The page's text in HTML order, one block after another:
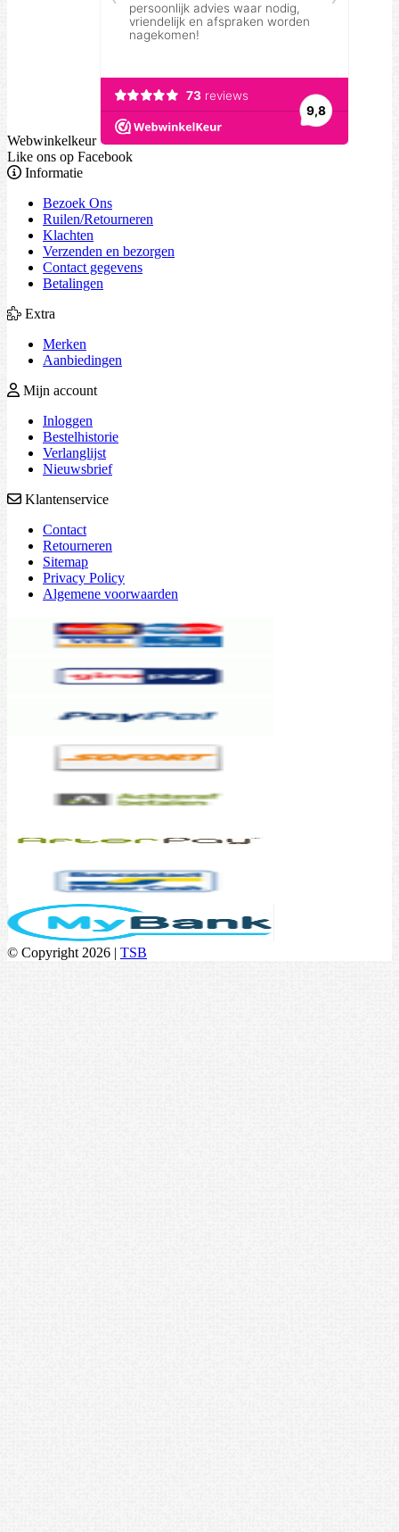
Webwinkelkeur
Like ons op Facebook
Informatie
Bezoek Ons
Ruilen/Retourneren
Klachten
Verzenden en bezorgen
Contact gegevens
Betalingen
Extra
Merken
Aanbiedingen
Mijn account
Inloggen
Bestelhistorie
Verlanglijst
Nieuwsbrief
Klantenservice
Contact
Retourneren
Sitemap
Privacy Policy
Algemene voorwaarden
© Copyright 2026 | TSB